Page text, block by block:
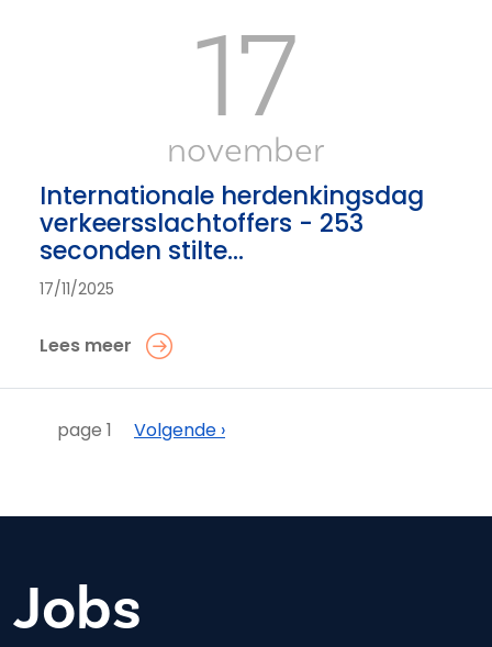
17
november
Internationale herdenkingsdag
verkeersslachtoffers - 253
seconden stilte...
17/11/2025
Lees meer
Paginering
page 1 Volgende
Volgende ›
Jobs